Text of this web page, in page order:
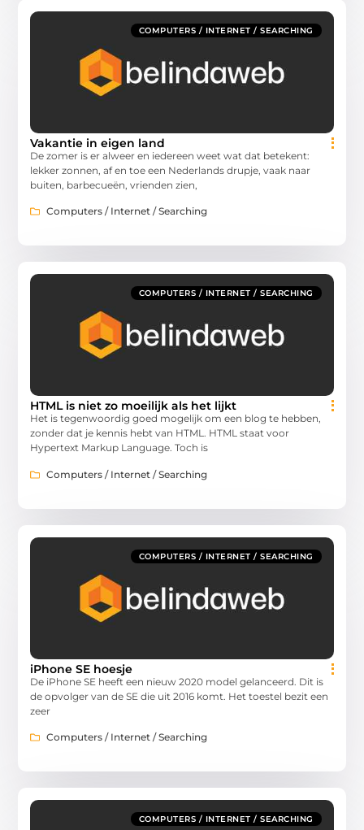
COMPUTERS / INTERNET / SEARCHING
Vakantie in eigen land
De zomer is er alweer en iedereen weet wat dat betekent:
lekker zonnen, af en toe een Nederlands drupje, vaak naar
buiten, barbecueën, vrienden zien,
Computers / Internet / Searching
COMPUTERS / INTERNET / SEARCHING
HTML is niet zo moeilijk als het lijkt
Het is tegenwoordig goed mogelijk om een blog te hebben,
zonder dat je kennis hebt van HTML. HTML staat voor
Hypertext Markup Language. Toch is
Computers / Internet / Searching
COMPUTERS / INTERNET / SEARCHING
iPhone SE hoesje
De iPhone SE heeft een nieuw 2020 model gelanceerd. Dit is
de opvolger van de SE die uit 2016 komt. Het toestel bezit een
zeer
Computers / Internet / Searching
COMPUTERS / INTERNET / SEARCHING